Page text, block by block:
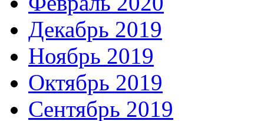
Декабрь 2019
Ноябрь 2019
Октябрь 2019
Сентябрь 2019